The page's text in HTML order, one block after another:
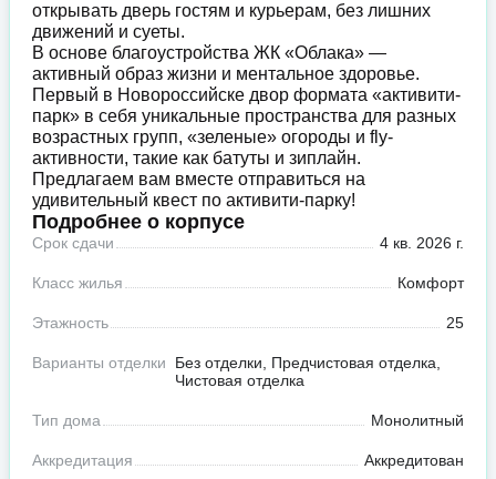
открывать дверь гостям и курьерам, без лишних
движений и суеты.
В основе благоустройства ЖК «Облака» —
активный образ жизни и ментальное здоровье.
Первый в Новороссийске двор формата «активити-
парк» в себя уникальные пространства для разных
возрастных групп, «зеленые» огороды и fly-
активности, такие как батуты и зиплайн.
Предлагаем вам вместе отправиться на
удивительный квест по активити-парку!
Подробнее о корпусе
Срок сдачи 4 кв. 2026 г.
Класс жилья Комфорт
Этажность 25
Варианты отделки
Без отделки, Предчистовая отделка,
Чистовая отделка
Тип дома Монолитный
Аккредитация Аккредитован